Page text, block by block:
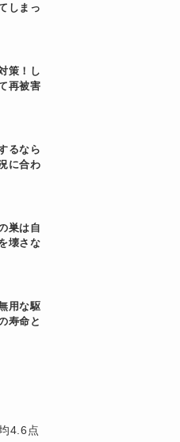
しまっ
策！し
再被害
るなら
に合わ
巣は自
壊さな
用な駆
寿命と
4.6点